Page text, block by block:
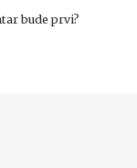
bude prvi?